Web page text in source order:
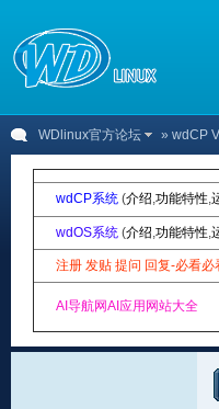
WDlinux官方论坛 » wdCP
wdCP系统 (介绍,功能特性,
wdOS系统 (介绍,功能特性,
注册 发贴 提问 回复-必看必
AI导航网AI应用网站大全